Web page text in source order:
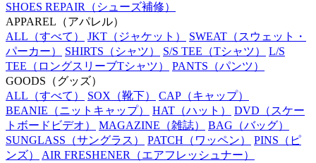
SHOES REPAIR （シューズ補修）
APPAREL （アパレル）
ALL （すべて） JKT （ジャケット） SWEAT （スウェット・
パーカー）
SHIRTS （シャツ） S/S TEE （Tシャツ）
L/S
TEE （ロングスリーブTシャツ） PANTS （パンツ）
GOODS （グッズ）
ALL （すべて） SOX （靴下） CAP （キャップ）
BEANIE （ニットキャップ） HAT （ハット） DVD （スケー
トボードビデオ）
MAGAZINE （雑誌） BAG （バッグ）
SUNGLASS （サングラス） PATCH （ワッペン） PINS （ピ
ンズ）
AIR FRESHENER （エアフレッシュナー）